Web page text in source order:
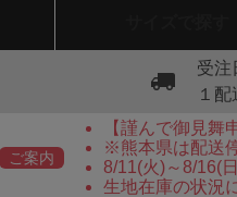
受注
１
ご案内
【謹んで御見
※熊本県は配送
8/11(火)～8/16(
生地在庫の状況